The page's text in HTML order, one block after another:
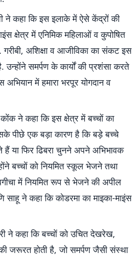
ने कहा कि इस इलाके में ऐसे केंद्रों की
क्षेत्र में एनिमिक महिलाओं व कुपोषित
गरीबी, अशिक्षा व आजीविका का संकट इस
उन्होंने समर्पण के कार्यों की प्रशंसा करते
में हमारा भरपूर योगदान व
ने कहा कि इस क्षेत्र में बच्चों का
पीछे एक बड़ा कारण है कि बड़े बच्चे
या फिर ढिबरा चुनने अपने अभिभावक
बच्चों को नियमित स्कूल भेजने तथा
में नियमित रूप से भेजने की अपील
साहू ने कहा कि कोडरमा का माइका-माइंस
ने कहा कि बच्चों को उचित देखरेख,
जरूरत होती है, जो समर्पण जैसी संस्था